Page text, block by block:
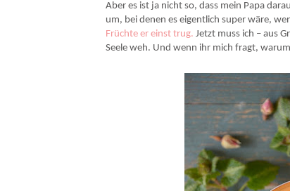
Aber es ist ja nicht so, dass mein Papa
um, bei denen es eigentlich super wäre,
Früchte er einst trug. Jetzt muss ich – aus
Seele weh. Und wenn ihr mich fragt,